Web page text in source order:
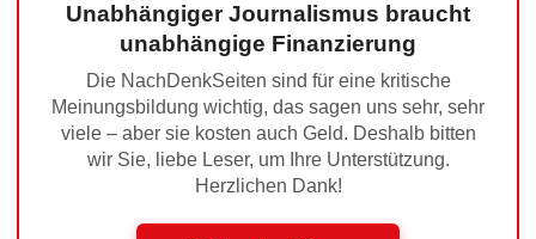
Unabhängiger Journalismus braucht
unabhängige Finanzierung
Die NachDenkSeiten sind für eine kritische
Meinungsbildung wichtig, das sagen uns sehr, sehr
viele – aber sie kosten auch Geld. Deshalb bitten
wir Sie, liebe Leser, um Ihre Unterstützung.
Herzlichen Dank!